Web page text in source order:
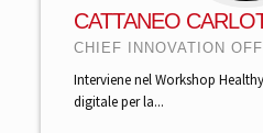
CATTANEO
CHIEF INNOVATION
Interviene nel Workshop
digitale per la...